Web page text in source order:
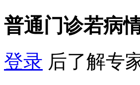
普通门诊若病
登录 后了解专